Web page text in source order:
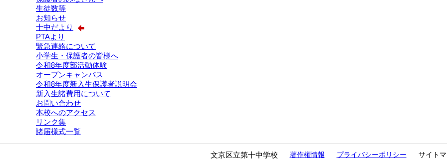
生徒数等
お知らせ
十中だより
PTAより
緊急連絡について
小学生・保護者の皆様へ
令和8年度部活動体験
オープンキャンパス
令和8年度新入生保護者説明会
新入生諸費用について
お問い合わせ
本校へのアクセス
リンク集
諸届様式一覧
文京区立第十中学校 著作権情報 プライバシーポリシー サイト